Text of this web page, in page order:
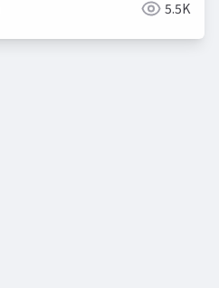
5.5K